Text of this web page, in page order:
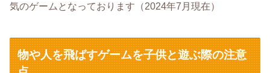
気のゲームとなっております（2024年7月現在）
物や人を飛ばすゲームを子供と遊ぶ際の注意